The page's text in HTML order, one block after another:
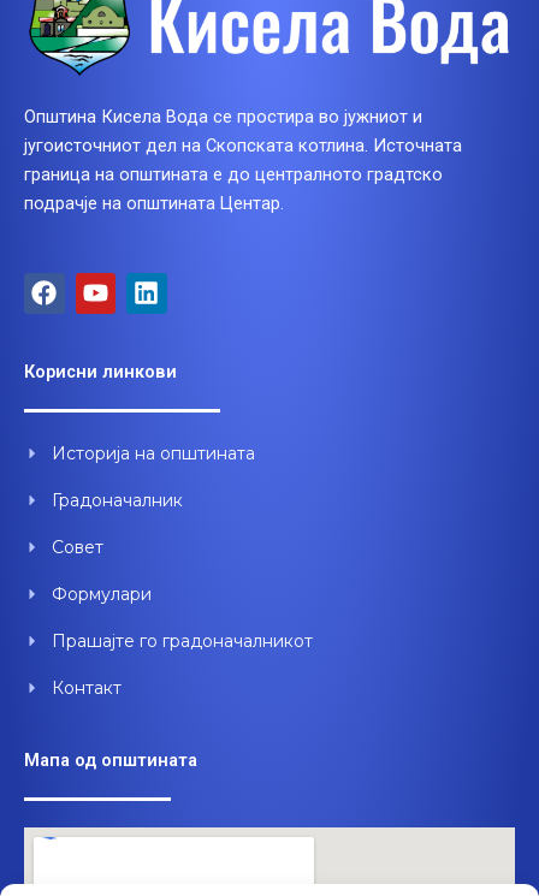
Општина Кисела Вода се простира во јужниот и
југоисточниот дел на Скопската котлина. Источната
граница на општината е до централното градтско
подрачје на општината Центар.
F
a
b
o
k
Y
o
u
b
L
i
e
d
n
Корисни линкови
Историја на општината
Градоначалник
Совет
Формулари
Прашајте го градоначалникот
Контакт
Мапа од општината